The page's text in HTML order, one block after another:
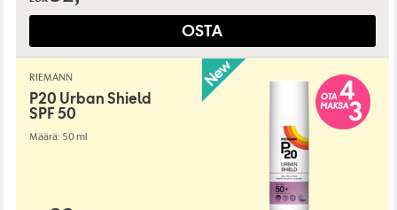
OSTA
RIEMANN
P20 Urban Shield
SPF 50
Määrä: 50 ml